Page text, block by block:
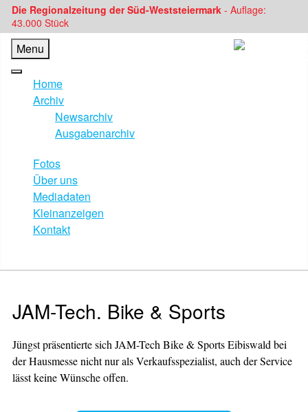
Die Regionalzeitung der Süd-Weststeiermark - Auflage:
43.000 Stück
Menu
Home
Archiv
Newsarchiv
Ausgabenarchiv
Fotos
Über uns
Mediadaten
Kleinanzeigen
Kontakt
JAM-Tech. Bike & Sports
Jüngst präsentierte sich JAM-Tech Bike & Sports Eibiswald bei
der Hausmesse nicht nur als Verkaufsspezialist, auch der Service
lässt keine Wünsche offen.